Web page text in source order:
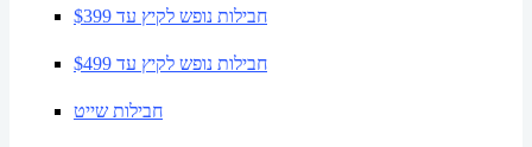
חבילות נופש לקיץ עד $399
חבילות נופש לקיץ עד $499
חבילות שייט